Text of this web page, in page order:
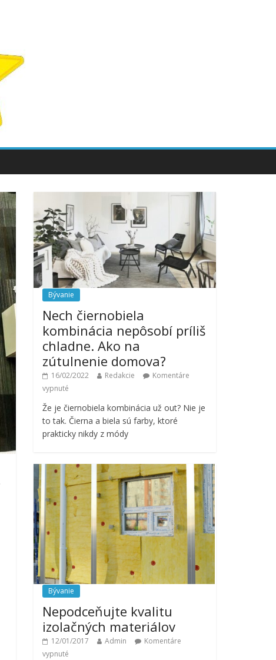
Bývanie
Nech čiernobiela
kombinácia nepôsobí príliš
chladne. Ako na
zútulnenie domova?
16/02/2022 Redakcie
Komentáre
vypnuté
Že je čiernobiela kombinácia už out? Nie je
to tak. Čierna a biela sú farby, ktoré
prakticky nikdy z módy
Bývanie
Nepodceňujte kvalitu
izolačných materiálov
12/01/2017 Admin
Komentáre
vypnuté